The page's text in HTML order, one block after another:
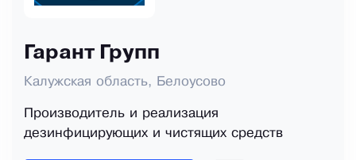
Гарант Групп
Калужская область, Белоусово
Производитель и реализация
дезинфицирующих и чистящих средств